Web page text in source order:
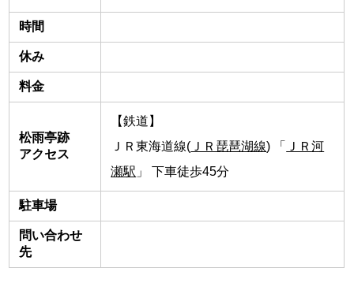
時間
休み
料金
松雨亭跡
アクセス
【鉄道】
ＪＲ東海道線( ＪＲ琵琶湖線) 「
ＪＲ河
瀬駅 」 下車徒歩45分
駐車場
問い合わせ
先